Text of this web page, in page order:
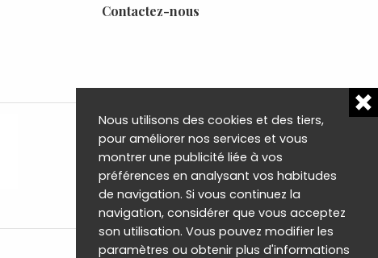
Nous utilisons des cookies et des tiers,
pour améliorer nos services et vous
montrer une publicité liée à vos
préférences en analysant vos habitudes
de navigation. Si vous continuez la
navigation, considérer que vous acceptez
son utilisation. Vous pouvez modifier les
paramètres ou obtenir plus d'informations
Contactez-nous